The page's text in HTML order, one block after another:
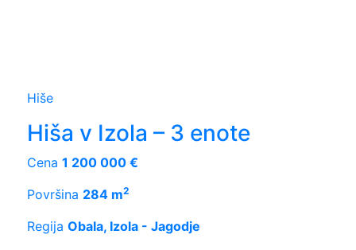
Hiše
Hiša v Izola – 3 enote
Cena 1 200 000 €
Površina 284 m2
Regija Obala, Izola - Jagodje